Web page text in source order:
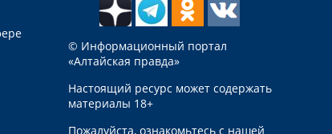
© Информационный портал
«Алтайская правда»
Настоящий ресурс может содержать
материалы 18+
Пожалуйста, ознакомьтесь с нашей